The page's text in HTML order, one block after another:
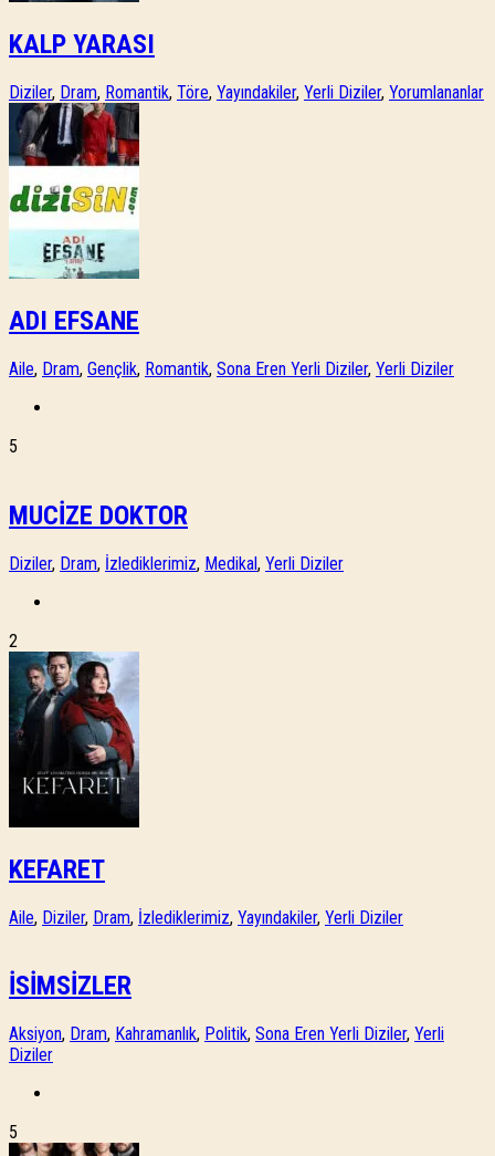
KALP YARASI
Diziler, Dram, Romantik, Töre, Yayındakiler, Yerli Diziler, Yorumlananlar
ADI EFSANE
Aile, Dram, Gençlik, Romantik, Sona Eren Yerli Diziler, Yerli Diziler
5
MUCİZE DOKTOR
Diziler, Dram, İzlediklerimiz, Medikal, Yerli Diziler
2
KEFARET
Aile, Diziler, Dram, İzlediklerimiz, Yayındakiler, Yerli Diziler
İSİMSİZLER
Aksiyon, Dram, Kahramanlık, Politik, Sona Eren Yerli Diziler, Yerli
Diziler
5